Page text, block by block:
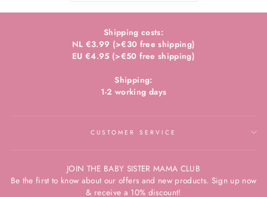
Shipping costs:
NL €3.99 (>€30 free shipping)
EU €4.95 (>€50 free shipping)
Shipping:
1-2 working days
CUSTOMER SERVICE
JOIN THE BABY SISTER MAMA CLUB
Be the first to know about our offers and new products. Sign up now
& receive a 10% discount!